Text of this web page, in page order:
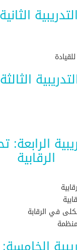
الرابعة:
الرقابية
في الرقابة